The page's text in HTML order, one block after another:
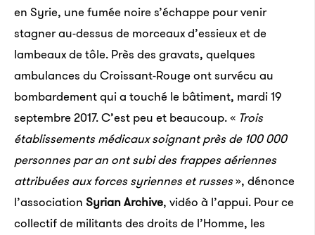
en Syrie, une fumée noire s’échappe pour venir
stagner au-dessus de morceaux d’essieux et de
lambeaux de tôle. Près des gravats, quelques
ambulances du Croissant-Rouge ont survécu au
bombardement qui a touché le bâtiment, mardi 19
septembre 2017. C’est peu et beaucoup. « Trois
établissements médicaux soignant près de 100 000
personnes par an ont subi des frappes aériennes
attribuées aux forces syriennes et russes», dénonce
l’association Syrian Archive, vidéo à l’appui. Pour ce
collectif de militants des droits de l’Homme, les